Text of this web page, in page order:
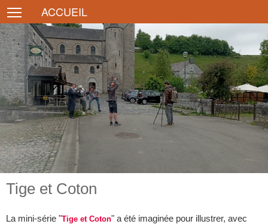
Toggle main menu visibility
ACCUEIL
Tige et Coton
La mini-série "Tige et Coton" a été imaginée pour illustrer, avec